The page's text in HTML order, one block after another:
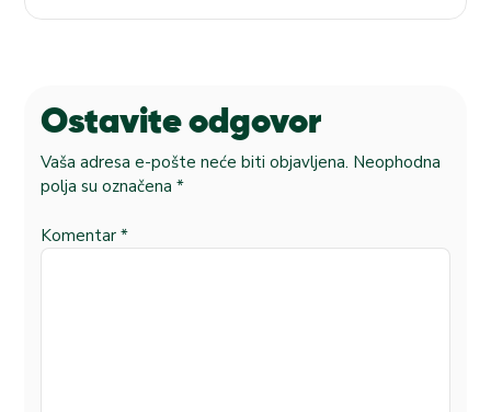
Ostavite odgovor
Vaša adresa e-pošte neće biti objavljena. Neophodna
polja su označena *
Komentar *